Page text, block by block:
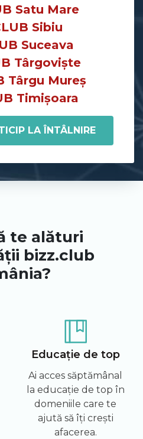
Satu Mare
Sibiu
Suceava
Târgoviște
Târgu Mureș
Timișoara
LA ÎNTÂLNIRE
te alături
bizz.club
Educație de top
Ai acces săptămânal
la educație de top în
domeniile care te
ajută să îți crești
afacerea.